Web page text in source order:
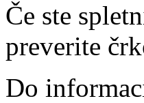
Če ste
preverite
Do